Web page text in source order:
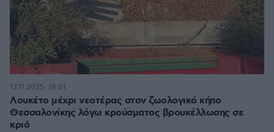
Λουκέτο μέχρι νεοτέρας στον ζωολογικό κήπο
Θεσσαλονίκης λόγω κρούσματος βρουκέλλωσης σε
κριό
13.11.2025, 18:01